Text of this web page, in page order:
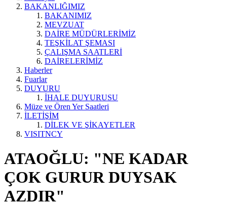
BAKANLIĞIMIZ
BAKANIMIZ
MEVZUAT
DAİRE MÜDÜRLERİMİZ
TEŞKİLAT ŞEMASI
ÇALIŞMA SAATLERİ
DAİRELERİMİZ
Haberler
Fuarlar
DUYURU
İHALE DUYURUSU
Müze ve Ören Yer Saatleri
İLETİŞİM
DİLEK VE ŞİKAYETLER
VISITNCY
ATAOĞLU: "NE KADAR
ÇOK GURUR DUYSAK
AZDIR"